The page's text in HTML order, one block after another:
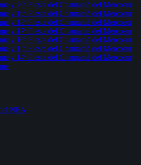
y 20ª Fiesta del Chamamé del Mercosur
y 19ª Fiesta del Chamamé del Mercosur
y 18ª Fiesta del Chamamé del Mercosur
y 17ª Fiesta del Chamamé del Mercosur
y 16ª Fiesta del Chamamé del Mercosur
y 15ª Fiesta del Chamamé del Mercosur
y 14ª Fiesta del Chamamé del Mercosur
NEA